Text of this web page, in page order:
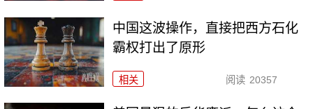
中国这波操作，直接把西方石化
霸权打出了原形
相关 阅读 20357